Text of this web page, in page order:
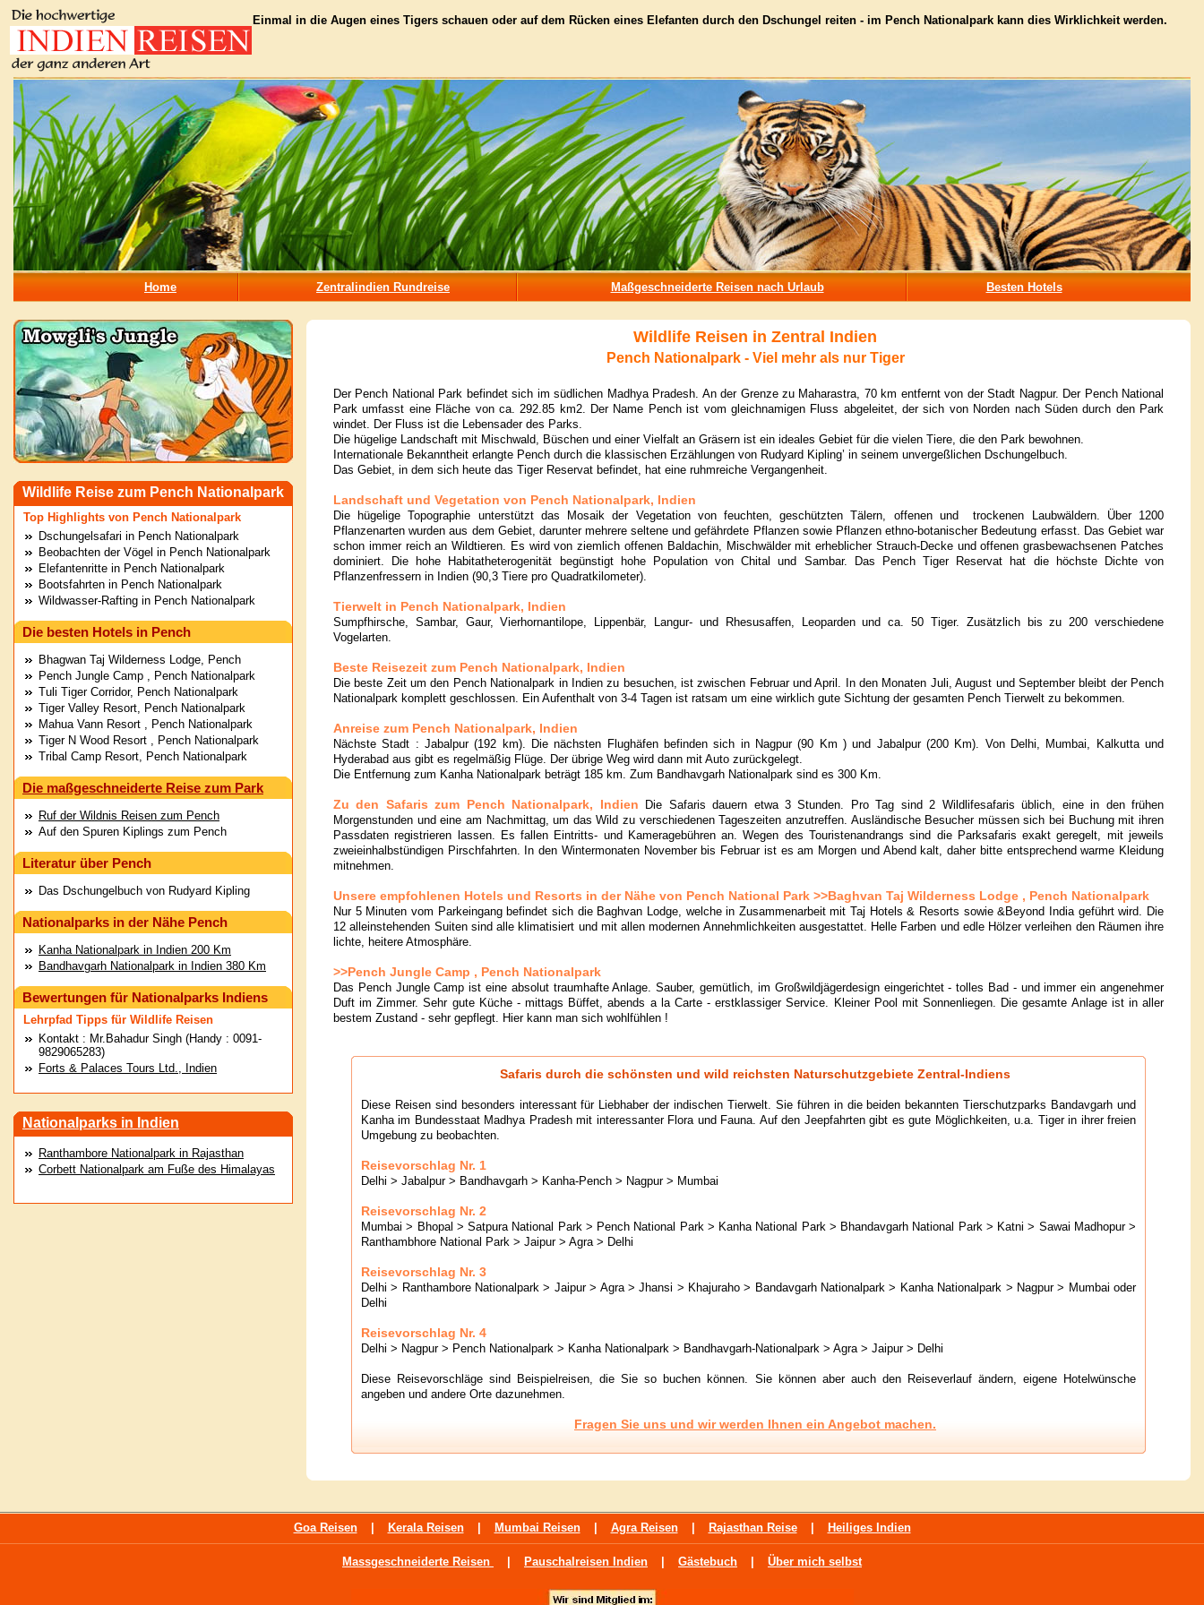
Einmal in die Augen eines Tigers schauen oder auf dem Rücken eines Elefanten durch den Dschungel reiten - im Pench Nationalpark kann dies Wirklichkeit werden.
Home Zentralindien Rundreise Maßgeschneiderte Reisen nach Urlaub Besten Hotels
Wildlife Reise zum Pench Nationalpark
Top Highlights von Pench Nationalpark
Dschungelsafari in Pench Nationalpark
Beobachten der Vögel in Pench Nationalpark
Elefantenritte in Pench Nationalpark
Bootsfahrten in Pench Nationalpark
Wildwasser-Rafting in Pench Nationalpark
Die besten Hotels in Pench
Bhagwan Taj Wilderness Lodge, Pench
Pench Jungle Camp , Pench Nationalpark
Tuli Tiger Corridor, Pench Nationalpark
Tiger Valley Resort, Pench Nationalpark
Mahua Vann Resort , Pench Nationalpark
Tiger N Wood Resort , Pench Nationalpark
Tribal Camp Resort, Pench Nationalpark
Die maßgeschneiderte Reise zum Park
Ruf der Wildnis Reisen zum Pench
Auf den Spuren Kiplings zum Pench
Literatur über Pench
Das Dschungelbuch von Rudyard Kipling
Nationalparks in der Nähe Pench
Kanha Nationalpark in Indien 200 Km
Bandhavgarh Nationalpark in Indien 380 Km
Bewertungen für Nationalparks Indiens
Lehrpfad Tipps für Wildlife Reisen
Kontakt : Mr.Bahadur Singh (Handy : 0091-
9829065283)
Forts & Palaces Tours Ltd., Indien
Nationalparks in Indien
Ranthambore Nationalpark in Rajasthan
Corbett Nationalpark am Fuße des Himalayas
Wildlife Reisen in Zentral Indien
Pench Nationalpark - Viel mehr als nur Tiger
Der Pench National Park befindet sich im südlichen Madhya Pradesh. An der Grenze zu Maharastra, 70 km entfernt von der Stadt Nagpur. Der Pench National
Park umfasst eine Fläche von ca. 292.85 km2. Der Name Pench ist vom gleichnamigen Fluss abgeleitet, der sich von Norden nach Süden durch den Park
windet. Der Fluss ist die Lebensader des Parks.
Die hügelige Landschaft mit Mischwald, Büschen und einer Vielfalt an Gräsern ist ein ideales Gebiet für die vielen Tiere, die den Park bewohnen.
Internationale Bekanntheit erlangte Pench durch die klassischen Erzählungen von Rudyard Kipling’ in seinem unvergeßlichen Dschungelbuch.
Das Gebiet, in dem sich heute das Tiger Reservat befindet, hat eine ruhmreiche Vergangenheit.
Landschaft und Vegetation von Pench Nationalpark, Indien
Die hügelige Topographie unterstützt das Mosaik der Vegetation von feuchten, geschützten Tälern, offenen und trockenen Laubwäldern. Über 1200
Pflanzenarten wurden aus dem Gebiet, darunter mehrere seltene und gefährdete Pflanzen sowie Pflanzen ethno-botanischer Bedeutung erfasst. Das Gebiet war
schon immer reich an Wildtieren. Es wird von ziemlich offenen Baldachin, Mischwälder mit erheblicher Strauch-Decke und offenen grasbewachsenen Patches
dominiert. Die hohe Habitatheterogenität begünstigt hohe Population von Chital und Sambar. Das Pench Tiger Reservat hat die höchste Dichte von
Pflanzenfressern in Indien (90,3 Tiere pro Quadratkilometer).
Tierwelt in Pench Nationalpark, Indien
Sumpfhirsche, Sambar, Gaur, Vierhornantilope, Lippenbär, Langur- und Rhesusaffen, Leoparden und ca. 50 Tiger. Zusätzlich bis zu 200 verschiedene
Vogelarten.
Beste Reisezeit zum Pench Nationalpark, Indien
Die beste Zeit um den Pench Nationalpark in Indien zu besuchen, ist zwischen Februar und April. In den Monaten Juli, August und September bleibt der Pench
Nationalpark komplett geschlossen. Ein Aufenthalt von 3-4 Tagen ist ratsam um eine wirklich gute Sichtung der gesamten Pench Tierwelt zu bekommen.
Anreise zum Pench Nationalpark, Indien
Nächste Stadt : Jabalpur (192 km). Die nächsten Flughäfen befinden sich in Nagpur (90 Km ) und Jabalpur (200 Km). Von Delhi, Mumbai, Kalkutta und
Hyderabad aus gibt es regelmäßig Flüge. Der übrige Weg wird dann mit Auto zurückgelegt.
Die Entfernung zum Kanha Nationalpark beträgt 185 km. Zum Bandhavgarh Nationalpark sind es 300 Km.
Zu den Safaris zum Pench Nationalpark, Indien Die Safaris dauern etwa 3 Stunden. Pro Tag sind 2 Wildlifesafaris üblich, eine in den frühen
Morgenstunden und eine am Nachmittag, um das Wild zu verschiedenen Tageszeiten anzutreffen. Ausländische Besucher müssen sich bei Buchung mit ihren
Passdaten registrieren lassen. Es fallen Eintritts- und Kameragebühren an. Wegen des Touristenandrangs sind die Parksafaris exakt geregelt, mit jeweils
zweieinhalbstündigen Pirschfahrten. In den Wintermonaten November bis Februar ist es am Morgen und Abend kalt, daher bitte entsprechend warme Kleidung
mitnehmen.
Unsere empfohlenen Hotels und Resorts in der Nähe von Pench National Park >>Baghvan Taj Wilderness Lodge , Pench Nationalpark
Nur 5 Minuten vom Parkeingang befindet sich die Baghvan Lodge, welche in Zusammenarbeit mit Taj Hotels & Resorts sowie &Beyond India geführt wird. Die
12 alleinstehenden Suiten sind alle klimatisiert und mit allen modernen Annehmlichkeiten ausgestattet. Helle Farben und edle Hölzer verleihen den Räumen ihre
lichte, heitere Atmosphäre.
>>Pench Jungle Camp , Pench Nationalpark
Das Pench Jungle Camp ist eine absolut traumhafte Anlage. Sauber, gemütlich, im Großwildjägerdesign eingerichtet - tolles Bad - und immer ein angenehmer
Duft im Zimmer. Sehr gute Küche - mittags Büffet, abends a la Carte - erstklassiger Service. Kleiner Pool mit Sonnenliegen. Die gesamte Anlage ist in aller
bestem Zustand - sehr gepflegt. Hier kann man sich wohlfühlen !
Safaris durch die schönsten und wild reichsten Naturschutzgebiete Zentral-Indiens
Diese Reisen sind besonders interessant für Liebhaber der indischen Tierwelt. Sie führen in die beiden bekannten Tierschutzparks Bandavgarh und
Kanha im Bundesstaat Madhya Pradesh mit interessanter Flora und Fauna. Auf den Jeepfahrten gibt es gute Möglichkeiten, u.a. Tiger in ihrer freien
Umgebung zu beobachten.
Reisevorschlag Nr. 1
Delhi > Jabalpur > Bandhavgarh > Kanha-Pench > Nagpur > Mumbai
Reisevorschlag Nr. 2
Mumbai > Bhopal > Satpura National Park > Pench National Park > Kanha National Park > Bhandavgarh National Park > Katni > Sawai Madhopur >
Ranthambhore National Park > Jaipur > Agra > Delhi
Reisevorschlag Nr. 3
Delhi > Ranthambore Nationalpark > Jaipur > Agra > Jhansi > Khajuraho > Bandavgarh Nationalpark > Kanha Nationalpark > Nagpur > Mumbai oder
Delhi
Reisevorschlag Nr. 4
Delhi > Nagpur > Pench Nationalpark > Kanha Nationalpark > Bandhavgarh-Nationalpark > Agra > Jaipur > Delhi
Diese Reisevorschläge sind Beispielreisen, die Sie so buchen können. Sie können aber auch den Reiseverlauf ändern, eigene Hotelwünsche
angeben und andere Orte dazunehmen.
Fragen Sie uns und wir werden Ihnen ein Angebot machen.
Goa Reisen Kerala Reisen Mumbai Reisen Agra Reisen Rajasthan Reise Heiliges Indien
Massgeschneiderte Reisen Pauschalreisen Indien Gästebuch Über mich selbst